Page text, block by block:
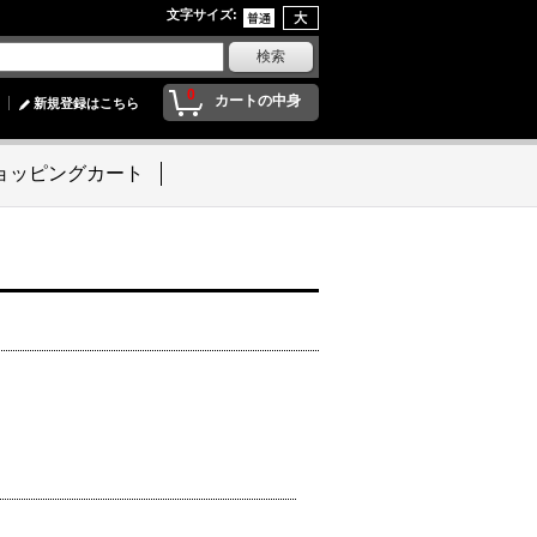
文字サイズ:
0 カートの中身
新規登録はこちら
ッピングカート